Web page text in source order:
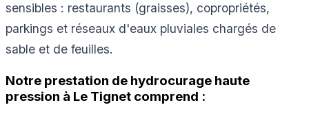
sensibles : restaurants (graisses), copropriétés,
parkings et réseaux d'eaux pluviales chargés de
sable et de feuilles.
Notre prestation de hydrocurage haute
pression à Le Tignet comprend :